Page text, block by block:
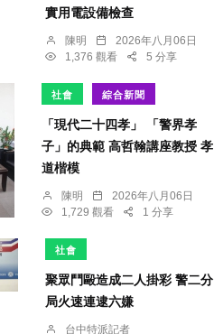
實用電設備檢查
陳明
2026年八月06日
1,376 觀看
5 分享
社會 綜合新聞
「現代二十四孝」 「警界孝
子」的典範 高哲翰講座教授 孝
道楷模
陳明
2026年八月06日
1,729 觀看
1 分享
社會
聚眾鬥毆造成二人掛彩 警二分
局火速連逮六嫌
台中特派記者